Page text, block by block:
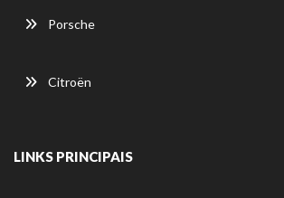
Porsche
Citroën
LINKS PRINCIPAIS